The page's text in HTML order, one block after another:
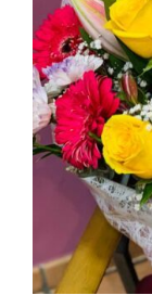
DETALLES